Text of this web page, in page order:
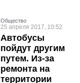
Общество
25 апреля 2017, 10:52
Автобусы
пойдут другим
путем. Из-за
ремонта на
территории